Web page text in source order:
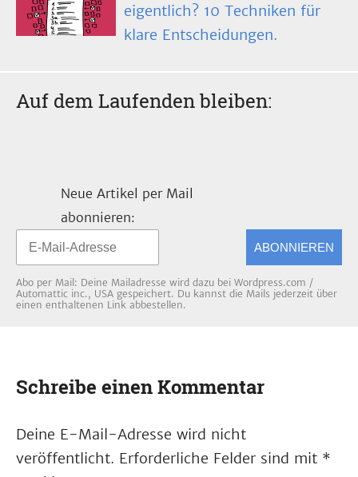
eigentlich? 10 Techniken für
klare Entscheidungen.
Auf dem Laufenden bleiben:
Neue Artikel per Mail
abonnieren:
ABONNIEREN
Abo per Mail: Deine Mailadresse wird dazu bei Wordpress.com /
Automattic inc., USA gespeichert. Du kannst die Mails jederzeit über
einen enthaltenen Link abbestellen.
Schreibe einen Kommentar
Deine E-Mail-Adresse wird nicht
veröffentlicht. Erforderliche Felder sind mit *